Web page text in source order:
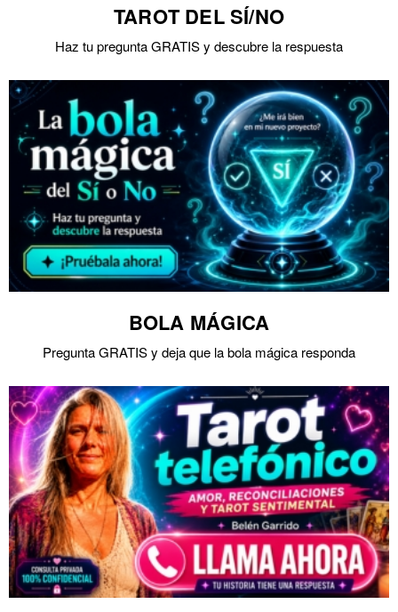
TAROT DEL SÍ/NO
Haz tu pregunta GRATIS y descubre la respuesta
BOLA MÁGICA
Pregunta GRATIS y deja que la bola mágica responda